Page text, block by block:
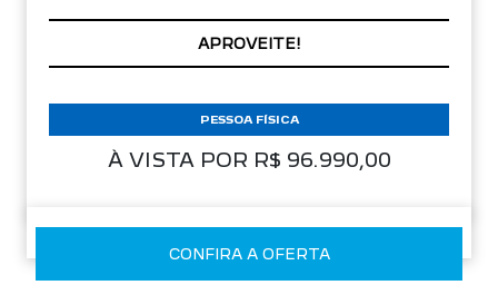
PREÇOS REDUZIDOS
À VISTA POR R$ 96.990,00
PESSOA FÍSICA
CONFIRA A OFERTA